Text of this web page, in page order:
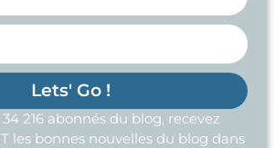
Lets' Go !
216 abonnés du blog, recevez
les bonnes nouvelles du blog dans